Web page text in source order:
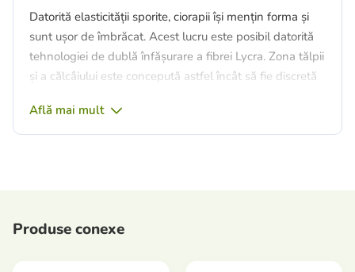
Datorită elasticității sporite, ciorapii își mențin forma și
sunt ușor de îmbrăcat. Acest lucru este posibil datorită
tehnologiei de dublă înfășurare a fibrei Lycra. Zona tălpii
și a călcâiului este concepută astfel încât să fie discretă
Clasa I de compresie (18–21 mmHg) sunt
durere, oboseală, edeme, senzații de mâncărime și
Află mai mult
Produse conexe